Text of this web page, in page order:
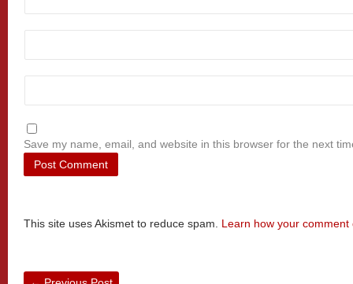
Save my name, email, and website in this browser for the next
This site uses Akismet to reduce spam. Learn how your